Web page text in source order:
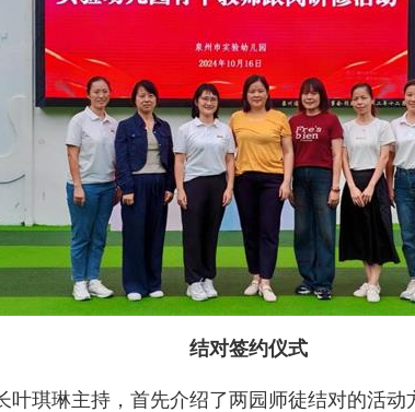
结对签约仪式
琳主持，首先介绍了两园师徒结对的活动